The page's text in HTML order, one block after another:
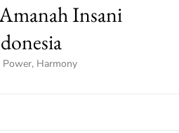
Insani
Power, Harmony